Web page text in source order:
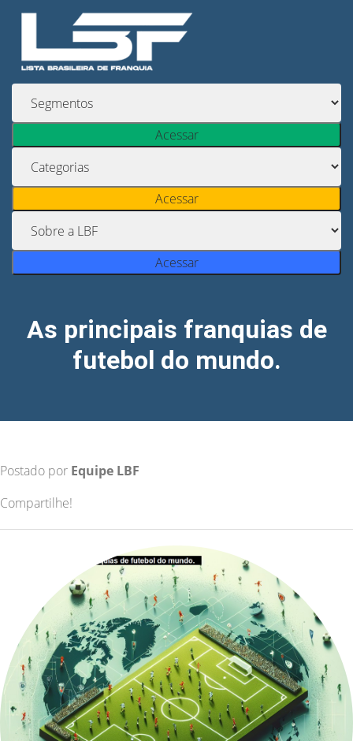
Acessar
Acessar
Acessar
As principais franquias de
futebol do mundo.
Postado por Equipe LBF
Compartilhe!